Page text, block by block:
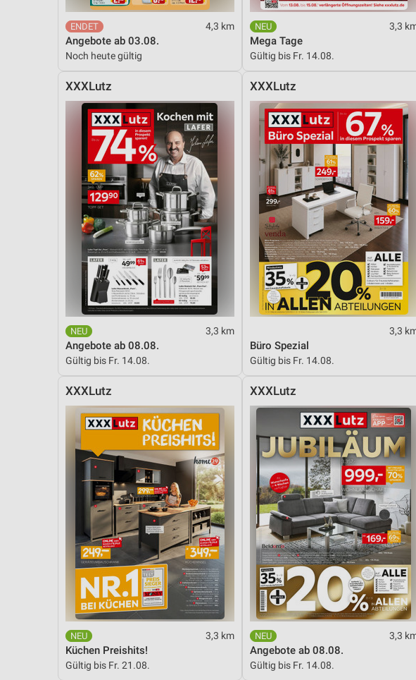
4,3 km
Angebote ab 03.08.
Noch heute gültig
3,3
Mega Tage
Gültig bis Fr. 14.08.
XXXLutz
3,3 km
Angebote ab 08.08.
Gültig bis Fr. 14.08.
XXXLutz
3,3
Büro Spezial
Gültig bis Fr. 14.08.
XXXLutz
3,3 km
Küchen Preishits!
Gültig bis Fr. 21.08.
XXXLutz
3,3
Angebote ab 08.08.
Gültig bis Fr. 14.08.
Messung der Werbeleistung
Messung der Performance von Inhalten
Analyse von Zielgruppen durch Statistiken oder Kombinationen von Daten aus
Entwicklung und Verbesserung der Angebote
Verwendung reduzierter Daten zur Auswahl von Inhalten
IAB-Besonderheiten:
Verwendung genauer Standortdaten
Geräte anhand von aktiv angeforderten Informationen identifizieren
Nicht-IAB-Verarbeitungszwecke:
Funktional